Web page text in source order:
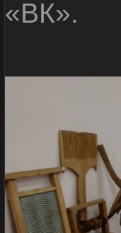
«ВК».